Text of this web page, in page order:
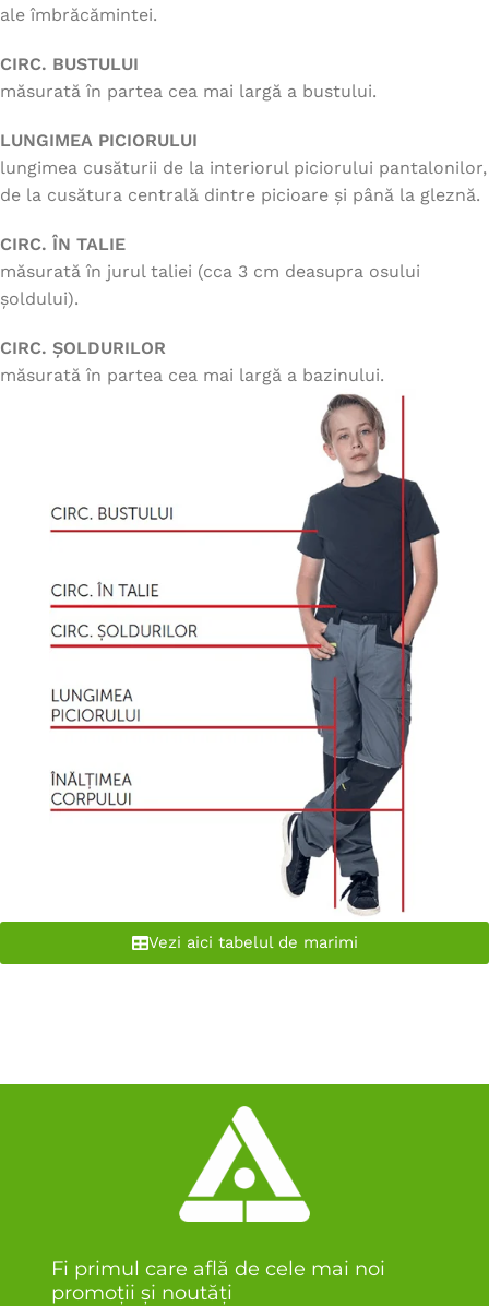
ale îmbrăcămintei.
CIRC. BUSTULUI
măsurată în partea cea mai largă a bustului.
LUNGIMEA PICIORULUI
lungimea cusăturii de la interiorul piciorului pantalonilor,
de la cusătura centrală dintre picioare și până la gleznă.
CIRC. ÎN TALIE
măsurată în jurul taliei (cca 3 cm deasupra osului
șoldului).
CIRC. ȘOLDURILOR
măsurată în partea cea mai largă a bazinului.
Vezi aici tabelul de marimi
Fi primul care află de cele mai noi
promoții și noutăți